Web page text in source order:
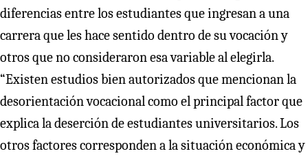
diferencias entre los estudiantes que ingresan a una
carrera que les hace sentido dentro de su vocación y
otros que no consideraron esa variable al elegirla.
“Existen estudios bien autorizados que mencionan la
desorientación vocacional como el principal factor que
explica la deserción de estudiantes universitarios. Los
otros factores corresponden a la situación económica y